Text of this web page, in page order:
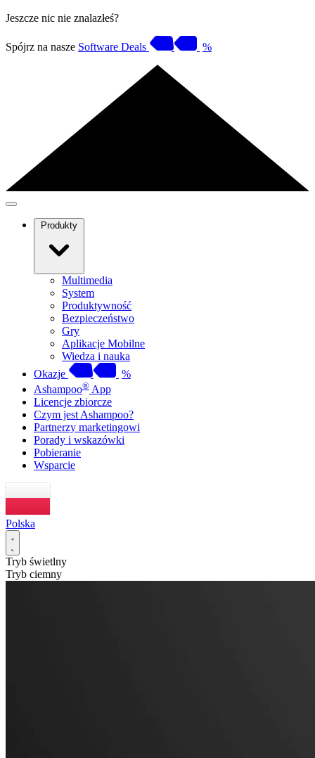
Jeszcze nic nie znalazłeś?
Spójrz na nasze Software Deals %
Produkty
Multimedia
System
Produktywność
Bezpieczeństwo
Gry
Aplikacje Mobilne
Wiedza i nauka
Okazje
%
Ashampoo® App
Licencje zbiorcze
Czym jest Ashampoo?
Partnerzy marketingowi
Porady i wskazówki
Pobieranie
Wsparcie
Polska
Tryb świetlny
Tryb ciemny